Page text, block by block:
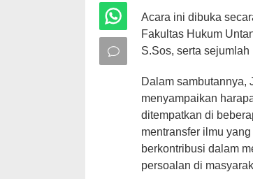
Acara ini dibuka
Fakultas Hukum
S.Sos, serta
Dalam sambutannya,
menyampaikan
ditempatkan di
mentransfer ilmu
berkontribusi dalam
persoalan di